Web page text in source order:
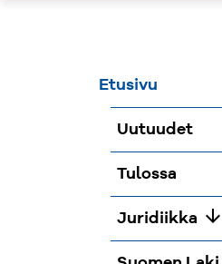
Etusivu
Uutuudet
Tulossa
Juridiikka arrow_downward